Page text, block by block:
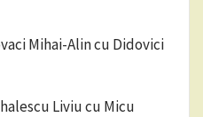
Mihai-Alin cu Didovici
Liviu cu Micu